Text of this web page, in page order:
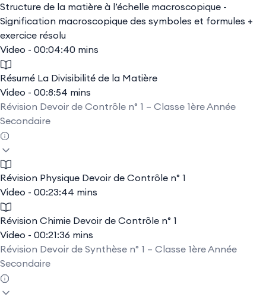
Structure de la matière à l’échelle macroscopique -
Signification macroscopique des symboles et formules +
exercice résolu
Video - 00:04:40 mins
Résumé La Divisibilité de la Matière
Video - 00:8:54 mins
Révision Devoir de Contrôle n° 1 – Classe 1ère Année
Secondaire
Révision Physique Devoir de Contrôle n° 1
Video - 00:23:44 mins
Révision Chimie Devoir de Contrôle n° 1
Video - 00:21:36 mins
Révision Devoir de Synthèse n° 1 – Classe 1ère Année
Secondaire